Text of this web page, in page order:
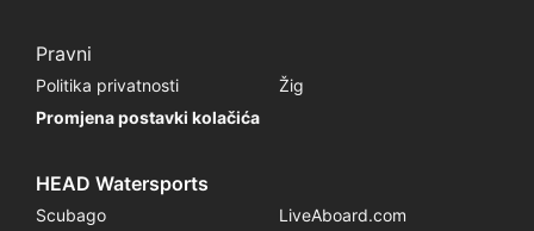
Pravni
Politika privatnosti
Žig
Promjena postavki kolačića
HEAD Watersports
Scubago
LiveAboard.com